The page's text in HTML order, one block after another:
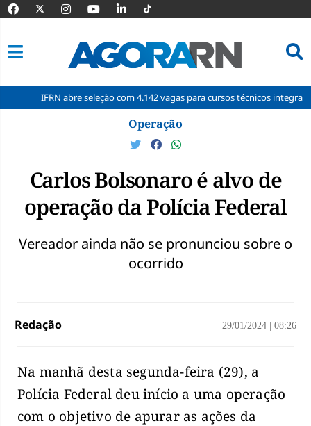
abre seleção com 4.142 vagas para cursos técnicos integrados
Operação
Carlos Bolsonaro é alvo de
operação da Polícia Federal
Vereador ainda não se pronunciou sobre o
ocorrido
Redação 29/01/2024 08:26
Na manhã desta segunda-feira (29), a
Polícia Federal deu início a uma operação
com o objetivo de apurar as ações da